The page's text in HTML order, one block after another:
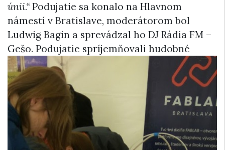
únii.“ Podujatie sa konalo na Hlavnom
námestí v Bratislave, moderátorom bol
Ludwig Bagin a sprevádzal ho DJ Rádia FM –
Gešo. Podujatie spríjemňovali hudobné